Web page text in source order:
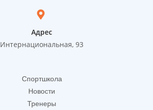
Адрес
Интернациональная, 93
Спортшкола
Новости
Тренеры